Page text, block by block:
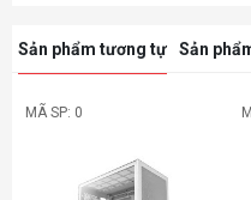
Sản phẩm tương tự Sản
MÃ SP: 0